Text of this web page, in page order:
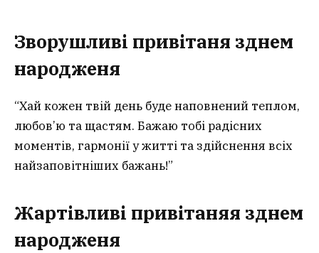
Зворушливі привітаня зднем
народженя
“Хай кожен твій день буде наповнений теплом,
любов’ю та щастям. Бажаю тобі радісних
моментів, гармонії у житті та здійснення всіх
найзаповітніших бажань!”
Жартівливі привітаняя зднем
народженя